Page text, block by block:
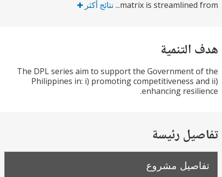
matrix is streamlined
نتائج أكثر
The DPL series aim to support the Government
Philippines in: i) promoting competitiveness
enhancing
رئيسة
مشروع